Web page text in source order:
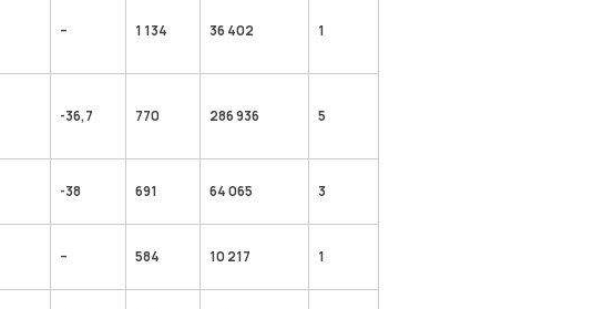
– 1 134 36 402 1
-36,7 770 286 936 5
-38 691 64 065 3
– 584 10 217 1